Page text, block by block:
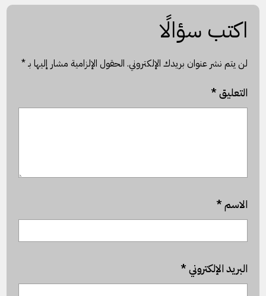
اكتب سؤالًا
لن يتم نشر عنوان بريدك الإلكتروني. الحقول الإلزامية مشار إليها بـ*
التعليق*
الاسم*
البريد الإلكتروني*